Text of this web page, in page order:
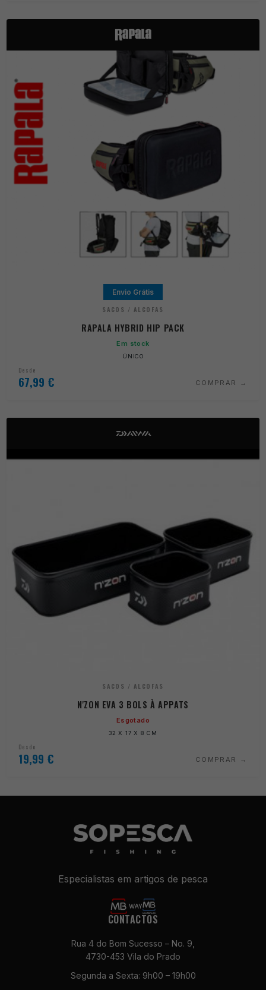
Envio Grátis
SACOS / ALCOFAS
RAPALA HYBRID HIP PACK
Em stock
ÚNICO
Desde
67,99 € COMPRAR
SACOS / ALCOFAS
N'ZON EVA 3 BOLS À APPATS
Esgotado
32 X 17 X 8 CM
Desde
19,99 € COMPRAR
Especialistas em artigos de pesca
CONTACTOS
Rua 4 do Bom Sucesso – No. 9,
4730-453 Vila do Prado
Segunda a Sexta: 9h00 – 19h00